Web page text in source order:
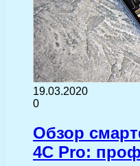
19.03.2020
0
Обзор
4C Pro: